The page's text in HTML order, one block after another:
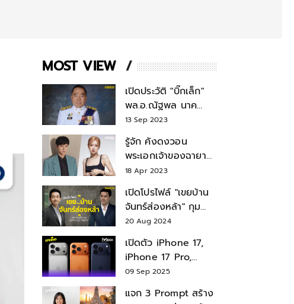
MOST VIEW
เปิดประวัติ "บิ๊กเล็ก"
พล.อ.ณัฐพล นาค
พาณิชย์ จากเลขาฯ
สมช.-เลขาฯ
รมว.กลาโหม
13 Sep 2023
รู้จัก คังดงวอน
พระเอกเจ้าของฉายา
สมบัติแห่งชาติ หลังมี
18 Apr 2023
เปิดโปรไฟล์ "เขยบ้าน
จันทร์ส่องหล้า" กุม
บังเหียนธุรกิจตระกูล
"ชินวัตร"
20 Aug 2024
เปิดตัว iPhone 17,
iPhone 17 Pro,
iPhone 17 Air สเปค
09 Sep 2025
แจก 3 Prompt สร้าง